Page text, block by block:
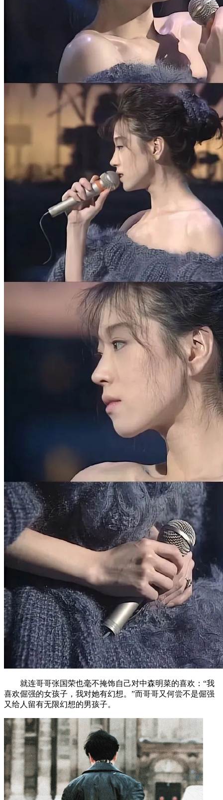
就连哥哥张国荣也毫不掩饰自己对中森明菜的喜欢：“我
喜欢倔强的女孩子，我对她有幻想。”而哥哥又何尝不是倔强
又给人留有无限幻想的男孩子。